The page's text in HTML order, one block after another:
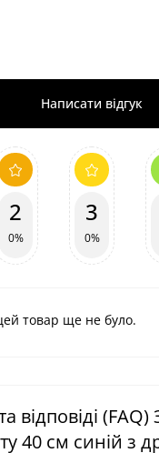
Написати відгук
2
0%
3
0%
товар ще не було.
відповіді (FAQ)
40 см синій з